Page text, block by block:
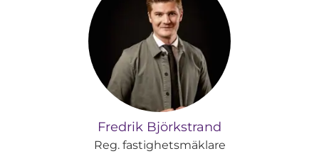
Fredrik Björkstrand
Reg. fastighetsmäklare